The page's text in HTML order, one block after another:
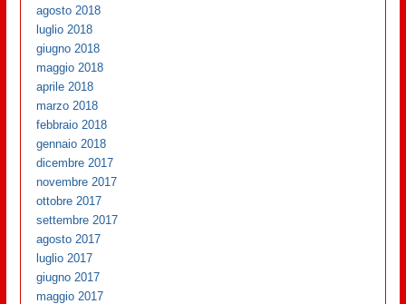
agosto 2018
luglio 2018
giugno 2018
maggio 2018
aprile 2018
marzo 2018
febbraio 2018
gennaio 2018
dicembre 2017
novembre 2017
ottobre 2017
settembre 2017
agosto 2017
luglio 2017
giugno 2017
maggio 2017